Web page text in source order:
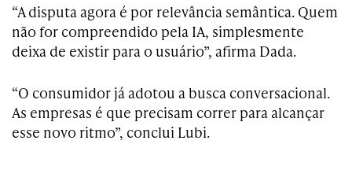
“A disputa agora é por relevância semântica. Quem
não for compreendido pela IA, simplesmente
deixa de existir para o usuário”, afirma Dada.
“O consumidor já adotou a busca conversacional.
As empresas é que precisam correr para alcançar
esse novo ritmo”, conclui Lubi.